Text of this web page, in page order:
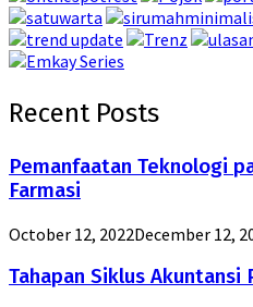
Recent Posts
Pemanfaatan Teknologi
Farmasi
October 12, 2022December 12,
Tahapan Siklus Akuntansi